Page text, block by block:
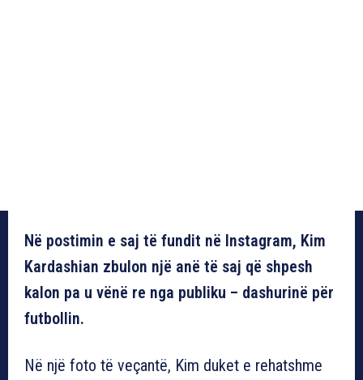
Në postimin e saj të fundit në Instagram, Kim
Kardashian zbulon një anë të saj që shpesh
kalon pa u vënë re nga publiku – dashurinë për
futbollin.
Në një foto të veçantë, Kim duket e rehatshme